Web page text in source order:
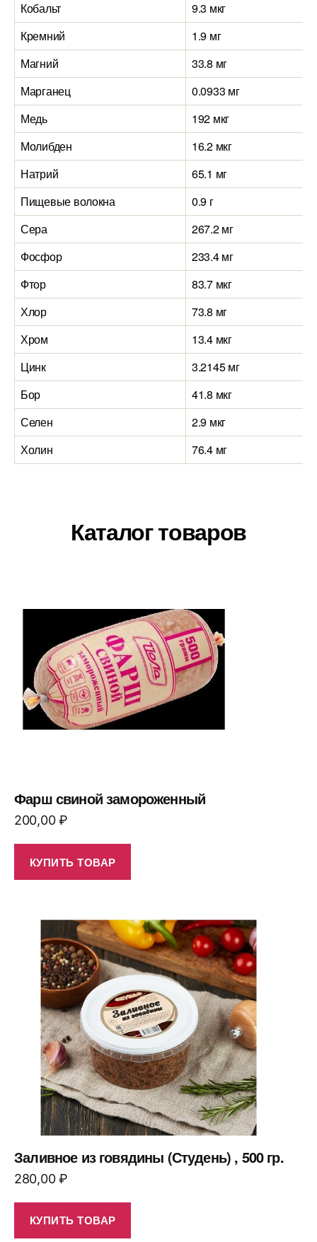
Кобальт
9.3 мкг
Кремний
1.9 мг
Магний
33.8 мг
Марганец
0.0933 мг
Медь
192 мкг
Молибден
16.2 мкг
Натрий
65.1 мг
Пищевые волокна
0.9 г
Сера
267.2 мг
Фосфор
233.4 мг
Фтор
83.7 мкг
Хлор
73.8 мг
Хром
13.4 мкг
Цинк
3.2145 мг
Бор
41.8 мкг
Селен
2.9 мкг
Холин
76.4 мг
Каталог товаров
Фарш свиной замороженный
200,00₽
КУПИТЬ ТОВАР
Заливное из говядины (Студень) , 500 гр.
280,00₽
КУПИТЬ ТОВАР